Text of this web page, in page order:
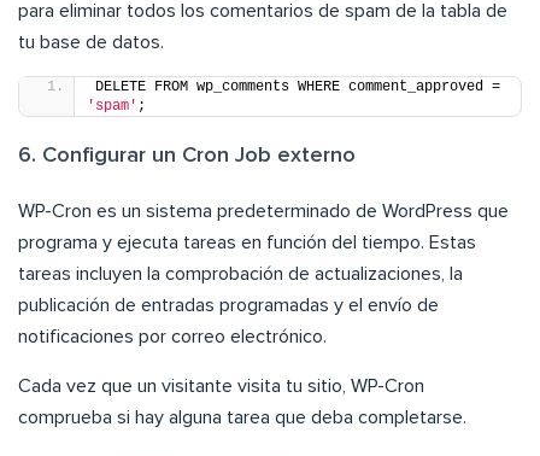
para eliminar todos los comentarios de spam de la tabla de
tu base de datos.
'spam' ;
6. Configurar un Cron Job externo
WP-Cron es un sistema predeterminado de WordPress que
programa y ejecuta tareas en función del tiempo. Estas
tareas incluyen la comprobación de actualizaciones, la
publicación de entradas programadas y el envío de
notificaciones por correo electrónico.
Cada vez que un visitante visita tu sitio, WP-Cron
comprueba si hay alguna tarea que deba completarse.